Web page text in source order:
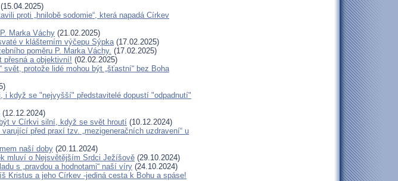
(15.04.2025)
proti „hnilobě sodomie“, která napadá Církev
Marka Váchy (21.02.2025)
v klášterním výčepu Sýpka(17.02.2025)
poměru P. Marka Váchy. (17.02.2025)
přesná a objektivní! (02.02.2025)
protože lidé mohou být „šťastní“ bez Boha
když se "nejvyšší" představitelé dopustí "odpadnutí"
(12.12.2024)
v Církvi silní, když se svět hroutí (10.12.2024)
před praxí tzv. „mezigeneračních uzdravení“ u
naší doby (20.11.2024)
mluví o Nejsvětějším Srdci Ježíšově (29.10.2024)
s „pravdou a hodnotami“ naší víry (24.10.2024)
Kristus a jeho Církev -jediná cesta k Bohu a spáse!